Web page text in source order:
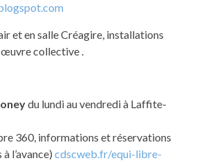
et en salle Créagire, installations
collective .
du lundi au vendredi à Laffite-
360, informations et réservations
l’avance) cdscweb.fr/equi-libre-